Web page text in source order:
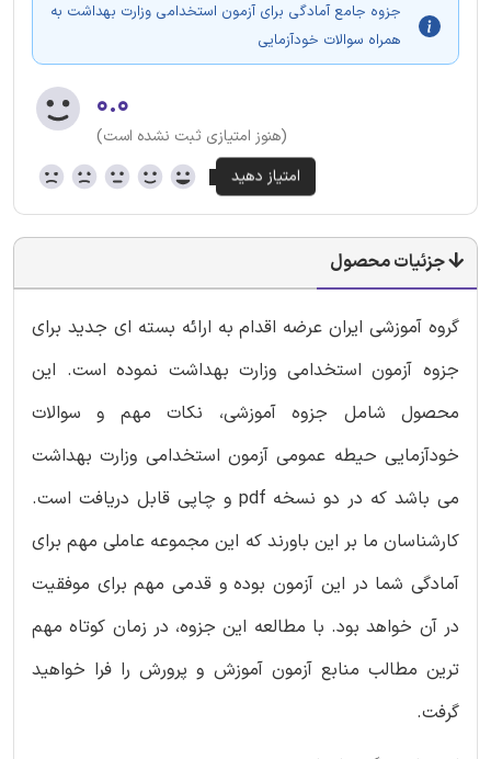
جزوه جامع آمادگی برای آزمون استخدامی وزارت بهداشت به
همراه سوالات خودآزمایی
۰.۰
(هنوز امتیازی ثبت نشده است)
جزئیات محصول
گروه آموزشی ایران عرضه اقدام به ارائه بسته ای جدید برای
جزوه آزمون استخدامی وزارت بهداشت نموده است. این
محصول شامل جزوه آموزشی، نکات مهم و سوالات
خودآزمایی حیطه عمومی آزمون استخدامی وزارت بهداشت
می باشد که در دو نسخه pdf و چاپی قابل دریافت است.
کارشناسان ما بر این باورند که این مجموعه عاملی مهم برای
آمادگی شما در این آزمون بوده و قدمی مهم برای موفقیت
در آن خواهد بود. با مطالعه این جزوه، در زمان کوتاه مهم
ترین مطالب منابع آزمون آموزش و پرورش را فرا خواهید
گرفت.